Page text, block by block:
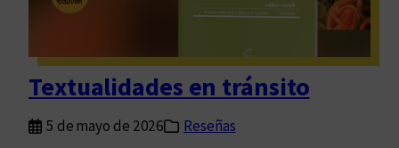
Textualidades en tránsito
5 de mayo de 2026
Reseñas